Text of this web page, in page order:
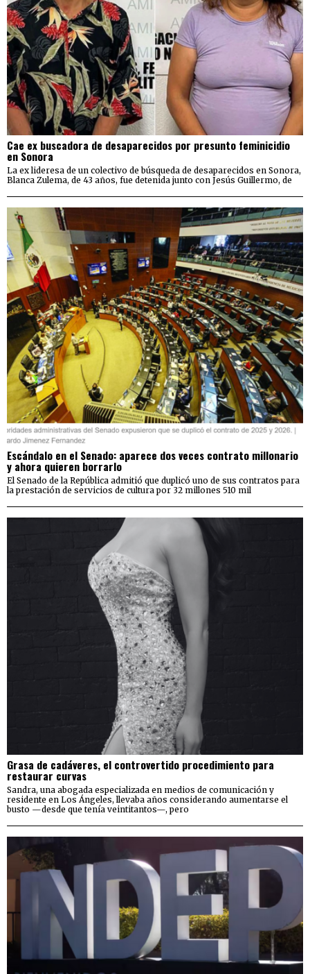
Cae ex buscadora de desaparecidos por presunto feminicidio
en Sonora
La ex lideresa de un colectivo de búsqueda de desaparecidos en Sonora,
Blanca Zulema, de 43 años, fue detenida junto con Jesús Guillermo, de
Escándalo en el Senado: aparece dos veces contrato millonario
y ahora quieren borrarlo
El Senado de la República admitió que duplicó uno de sus contratos para
la prestación de servicios de cultura por 32 millones 510 mil
Grasa de cadáveres, el controvertido procedimiento para
restaurar curvas
Sandra, una abogada especializada en medios de comunicación y
residente en Los Ángeles, llevaba años considerando aumentarse el
busto —desde que tenía veintitantos—, pero